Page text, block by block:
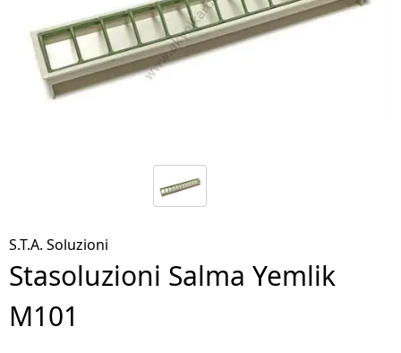
S.T.A. Soluzioni
Stasoluzioni Salma Yemlik
M101